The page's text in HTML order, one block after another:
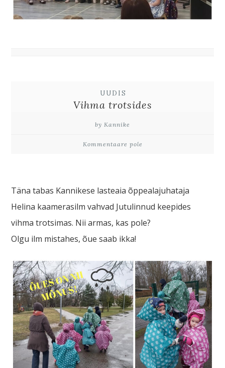
UUDIS
Vihma trotsides
by Kannike
Kommentaare pole
Täna tabas Kannikese lasteaia õppealajuhataja
Helina kaamerasilm vahvad Jutulinnud keepides
vihma trotsimas. Nii armas, kas pole?
Olgu ilm mistahes, õue saab ikka!